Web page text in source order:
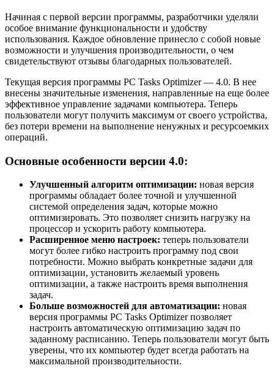
Начиная с первой версии программы, разработчики уделяли
особое внимание функциональности и удобству
использования. Каждое обновление принесло с собой новые
возможности и улучшения производительности, о чем
свидетельствуют отзывы благодарных пользователей.
Текущая версия программы PC Tasks Optimizer — 4.0. В нее
внесены значительные изменения, направленные на еще более
эффективное управление задачами компьютера. Теперь
пользователи могут получить максимум от своего устройства,
без потери времени на выполнение ненужных и ресурсоемких
операций.
Основные особенности версии 4.0:
Улучшенный алгоритм оптимизации: новая версия
программы обладает более точной и улучшенной
системой определения задач, которые можно
оптимизировать. Это позволяет снизить нагрузку на
процессор и ускорить работу компьютера.
Расширенное меню настроек: теперь пользователи
могут более гибко настроить программу под свои
потребности. Можно выбрать конкретные задачи для
оптимизации, установить желаемый уровень
оптимизации, а также настроить время выполнения
задач.
Больше возможностей для автоматизации: новая
версия программы PC Tasks Optimizer позволяет
настроить автоматическую оптимизацию задач по
заданному расписанию. Теперь пользователи могут быть
уверены, что их компьютер будет всегда работать на
максимальной производительности.